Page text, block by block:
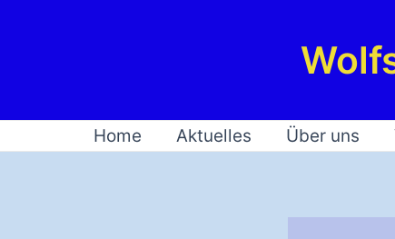
Home Aktuelles Über uns